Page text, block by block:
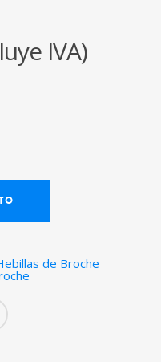
IVA)
de Broche